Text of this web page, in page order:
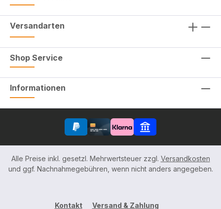
Versandarten
Shop Service
Informationen
Alle Preise inkl. gesetzl. Mehrwertsteuer zzgl. Versandkosten
und ggf. Nachnahmegebühren, wenn nicht anders angegeben.
Kontakt Versand & Zahlung